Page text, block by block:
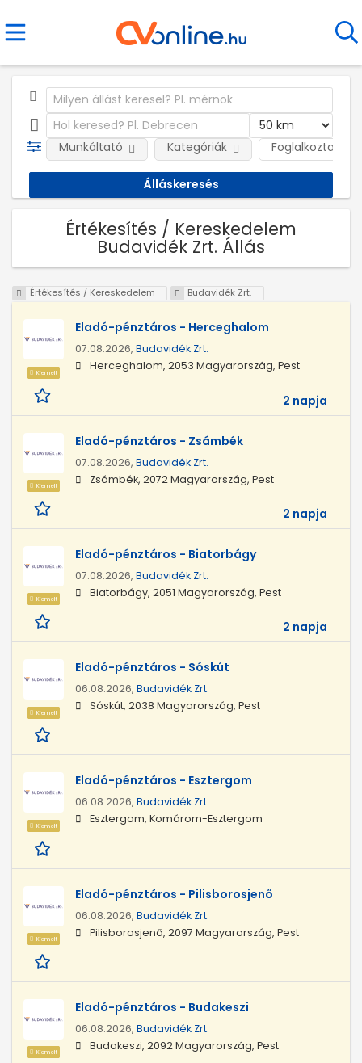
Foglalkoztatás
Munkáltató Kategóriák
Értékesítés / Kereskedelem
Budavidék Zrt. Állás
Értékesítés / Kereskedelem Budavidék Zrt.
Kiemelt
Eladó-pénztáros - Herceghalom
07.08.2026, Budavidék Zrt.
Herceghalom, 2053 Magyarország, Pest
2 napja
Kiemelt
Eladó-pénztáros - Zsámbék
07.08.2026, Budavidék Zrt.
Zsámbék, 2072 Magyarország, Pest
2 napja
Kiemelt
Eladó-pénztáros - Biatorbágy
07.08.2026, Budavidék Zrt.
Biatorbágy, 2051 Magyarország, Pest
2 napja
Kiemelt
Eladó-pénztáros - Sóskút
06.08.2026, Budavidék Zrt.
Sóskút, 2038 Magyarország, Pest
Kiemelt
Eladó-pénztáros - Esztergom
06.08.2026, Budavidék Zrt.
Esztergom, Komárom-Esztergom
Kiemelt
Eladó-pénztáros - Pilisborosjenő
06.08.2026, Budavidék Zrt.
Pilisborosjenő, 2097 Magyarország, Pest
Kiemelt
Eladó-pénztáros - Budakeszi
06.08.2026, Budavidék Zrt.
Budakeszi, 2092 Magyarország, Pest